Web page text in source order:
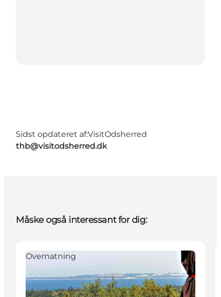
Sidst opdateret af:VisitOdsherred
thb@visitodsherred.dk
Måske også interessant for dig:
Overnatning